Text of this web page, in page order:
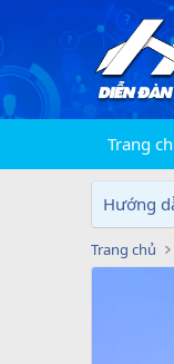
Trang
Hướng
Trang chủ